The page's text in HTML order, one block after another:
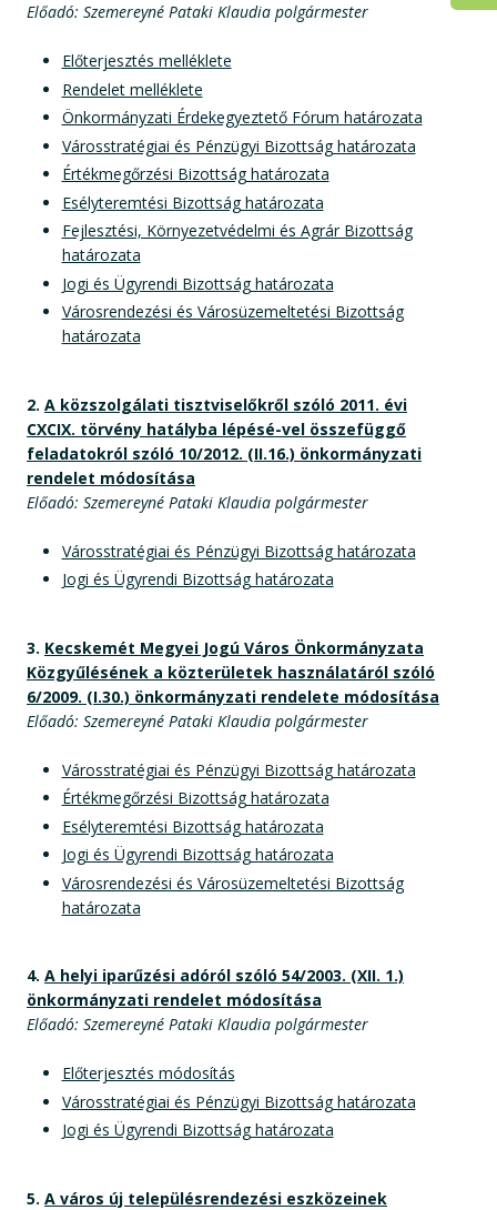
Előadó: Szemereyné Pataki Klaudia polgármester
Előterjesztés melléklete
Rendelet melléklete
Önkormányzati Érdekegyeztető Fórum határozata
Városstratégiai és Pénzügyi Bizottság határozata
Értékmegőrzési Bizottság határozata
Esélyteremtési Bizottság határozata
Fejlesztési, Környezetvédelmi és Agrár Bizottság
határozata
Jogi és Ügyrendi Bizottság határozata
Városrendezési és Városüzemeltetési Bizottság
határozata
2. A közszolgálati tisztviselőkről szóló 2011. évi
CXCIX. törvény hatályba lépésé-vel összefüggő
feladatokról szóló 10/2012. (II.16.) önkormányzati
rendelet módosítása
Előadó: Szemereyné Pataki Klaudia polgármester
Városstratégiai és Pénzügyi Bizottság határozata
Jogi és Ügyrendi Bizottság határozata
3. Kecskemét Megyei Jogú Város Önkormányzata
Közgyűlésének a közterületek használatáról szóló
6/2009. (I.30.) önkormányzati rendelete módosítása
Előadó: Szemereyné Pataki Klaudia polgármester
Városstratégiai és Pénzügyi Bizottság határozata
Értékmegőrzési Bizottság határozata
Esélyteremtési Bizottság határozata
Jogi és Ügyrendi Bizottság határozata
Városrendezési és Városüzemeltetési Bizottság
határozata
4. A helyi iparűzési adóról szóló 54/2003. (XII. 1.)
önkormányzati rendelet módosítása
Előadó: Szemereyné Pataki Klaudia polgármester
Előterjesztés módosítás
Városstratégiai és Pénzügyi Bizottság határozata
Jogi és Ügyrendi Bizottság határozata
5. A város új településrendezési eszközeinek